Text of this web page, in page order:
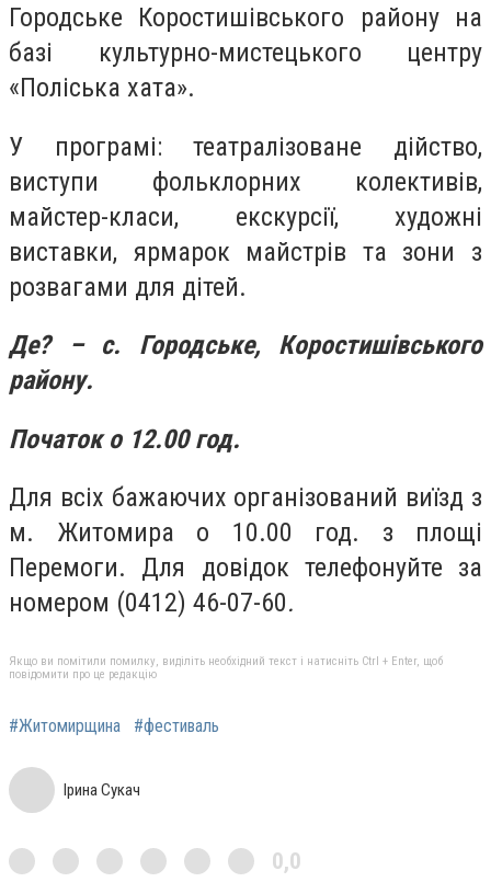
Городське Коростишівського району на
базі культурно-мистецького центру
«Поліська хата».
У програмі: театралізоване дійство,
виступи фольклорних колективів,
майстер-класи, екскурсії, художні
виставки, ярмарок майстрів та зони з
розвагами для дітей.
Де? – с. Городське, Коростишівського
району.
Початок о 12.00 год.
Для всіх бажаючих організований виїзд з
м. Житомира о 10.00 год. з площі
Перемоги. Для довідок телефонуйте за
номером (0412) 46-07-60.
Якщо ви помітили помилку, виділіть необхідний текст і натисніть Ctrl + Enter, щоб
повідомити про це редакцію
#Житомирщина #фестиваль
Ірина Сукач
0,0